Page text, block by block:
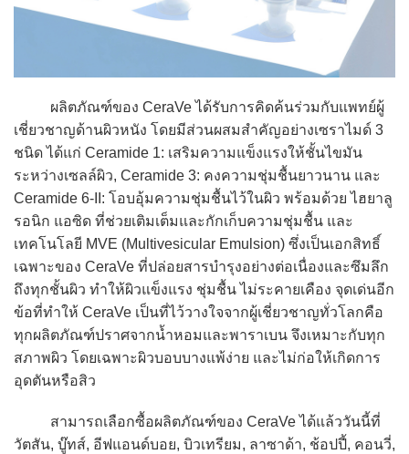
ผลิตภัณฑ์ของ CeraVe ได้รับการคิดค้นร่วมกับแพทย์ผู้
เชี่ยวชาญด้านผิวหนัง โดยมีส่วนผสมสำคัญอย่างเซราไมด์ 3
ชนิด ได้แก่ Ceramide 1: เสริมความแข็งแรงให้ชั้นไขมัน
ระหว่างเซลล์ผิว, Ceramide 3: คงความชุ่มชื้นยาวนาน และ
Ceramide 6-II: โอบอุ้มความชุ่มชื้นไว้ในผิว พร้อมด้วย ไฮยาลู
รอนิก แอซิด ที่ช่วยเติมเต็มและกักเก็บความชุ่มชื้น และ
เทคโนโลยี MVE (Multivesicular Emulsion) ซึ่งเป็นเอกสิทธิ์
เฉพาะของ CeraVe ที่ปล่อยสารบำรุงอย่างต่อเนื่องและซึมลึก
ถึงทุกชั้นผิว ทำให้ผิวแข็งแรง ชุ่มชื้น ไม่ระคายเคือง จุดเด่นอีก
ข้อที่ทำให้ CeraVe เป็นที่ไว้วางใจจากผู้เชี่ยวชาญทั่วโลกคือ
ทุกผลิตภัณฑ์ปราศจากน้ำหอมและพาราเบน จึงเหมาะกับทุก
สภาพผิว โดยเฉพาะผิวบอบบางแพ้ง่าย และไม่ก่อให้เกิดการ
อุดตันหรือสิว
สามารถเลือกซื้อผลิตภัณฑ์ของ CeraVe ได้แล้ววันนี้ที่
วัตสัน, บู๊ทส์, อีฟแอนด์บอย, บิวเทรียม, ลาซาด้า, ช้อปปี้, คอนวี่,